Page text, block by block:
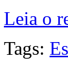
Leia o
Tags: